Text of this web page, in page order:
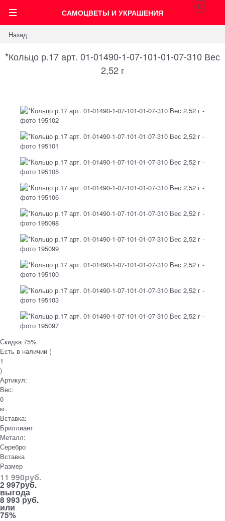
САМОЦВЕТЫ И УКРАШЕНИЯ
0
Назад
*Кольцо р.17 арт. 01-01490-1-07-101-01-07-310 Вес
2,52 г
Скидка 75%
Есть в наличии (
1
)
Артикул:
Вес:
0
кг.
Вставка:
Бриллиант
Металл:
Серебро
Вставка
Размер
11 990руб.
2 997руб.
выгода
8 993 руб.
или
75%